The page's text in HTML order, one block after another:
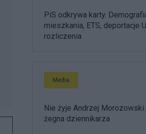
PiS odkrywa karty.
mieszkania, ETS, deportacje
rozliczenia
Media
Nie żyje Andrzej
żegna dziennikarza